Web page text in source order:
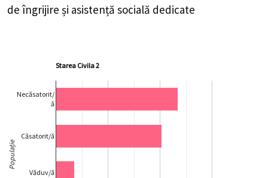
de îngrijire și asistență socială dedicate
Starea Civila 2
Necăsatorit/
ă
Căsatorit/ă
Văduv/ă
Populație